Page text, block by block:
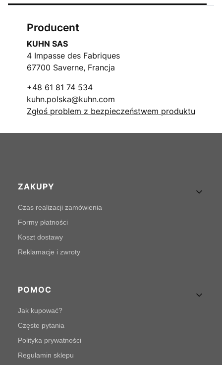
Producent
KUHN SAS
4 Impasse des Fabriques
67700 Saverne, Francja
+48 61 81 74 534
kuhn.polska@kuhn.com
Zgłoś problem z bezpieczeństwem produktu
Linki w stopce
ZAKUPY
Czas realizacji zamówienia
Formy płatności
Koszt dostawy
Reklamacje i zwroty
POMOC
Jak kupować?
Częste pytania
Polityka prywatności
Regulamin sklepu